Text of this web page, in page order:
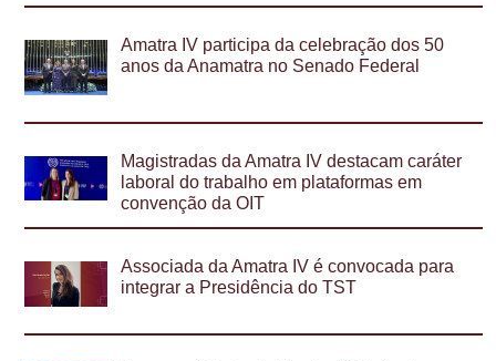
Amatra IV participa da celebração dos 50
anos da Anamatra no Senado Federal
Magistradas da Amatra IV destacam caráter
laboral do trabalho em plataformas em
convenção da OIT
Associada da Amatra IV é convocada para
integrar a Presidência do TST